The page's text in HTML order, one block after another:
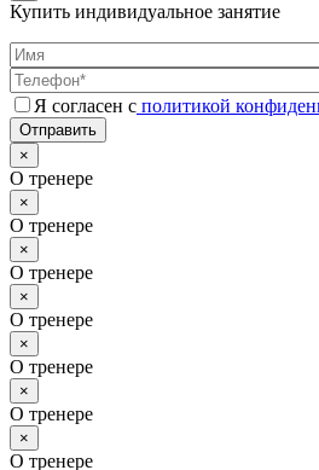
Купить индивидуальное занятие
Я согласен с политикой
Отправить
×
О тренере
×
О тренере
×
О тренере
×
О тренере
×
О тренере
×
О тренере
×
О тренере